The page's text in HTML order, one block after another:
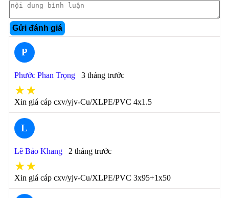
Gửi đánh giá
P
Phước Phan Trọng 3 tháng trước
★★
Xin giá cáp cxv/yjv-Cu/XLPE/PVC 4x1.5
L
Lê Bảo Khang 2 tháng trước
★★
Xin giá cáp cxv/yjv-Cu/XLPE/PVC 3x95+1x50